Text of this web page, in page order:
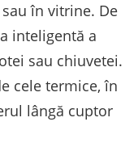
în vitrine. De
inteligentă a
sau chiuvetei.
cele termice, în
lângă cuptor